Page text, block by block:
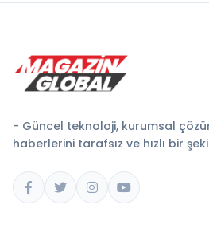
- Güncel teknoloji, kurumsal
haberlerini tarafsız ve hızlı bir